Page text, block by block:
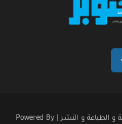
© جميع الحقوق محفوظة لمؤسسة 14 أكتوبر للصحافة و الطباعة و النشر | Powered By